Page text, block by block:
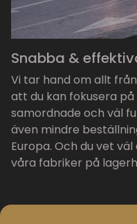
Snabba &
Vi tar hand om allt
att du kan fokusera
samordnade och väl
även mindre
Europa. Och du vet
våra fabriker på